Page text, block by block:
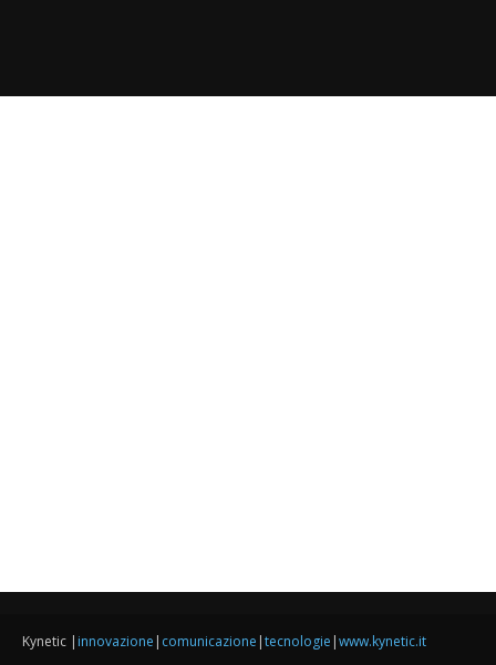
Kynetic | innovazione | comunicazione |tecnologie |www.kynetic.it